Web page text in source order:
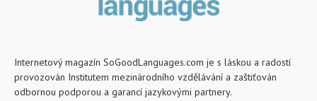
Internetový magazín SoGoodLanguages.com je s láskou a radostí
provozován Institutem mezinárodního vzdělávání a zaštiťován
odbornou podporou a garancí jazykovými partnery.